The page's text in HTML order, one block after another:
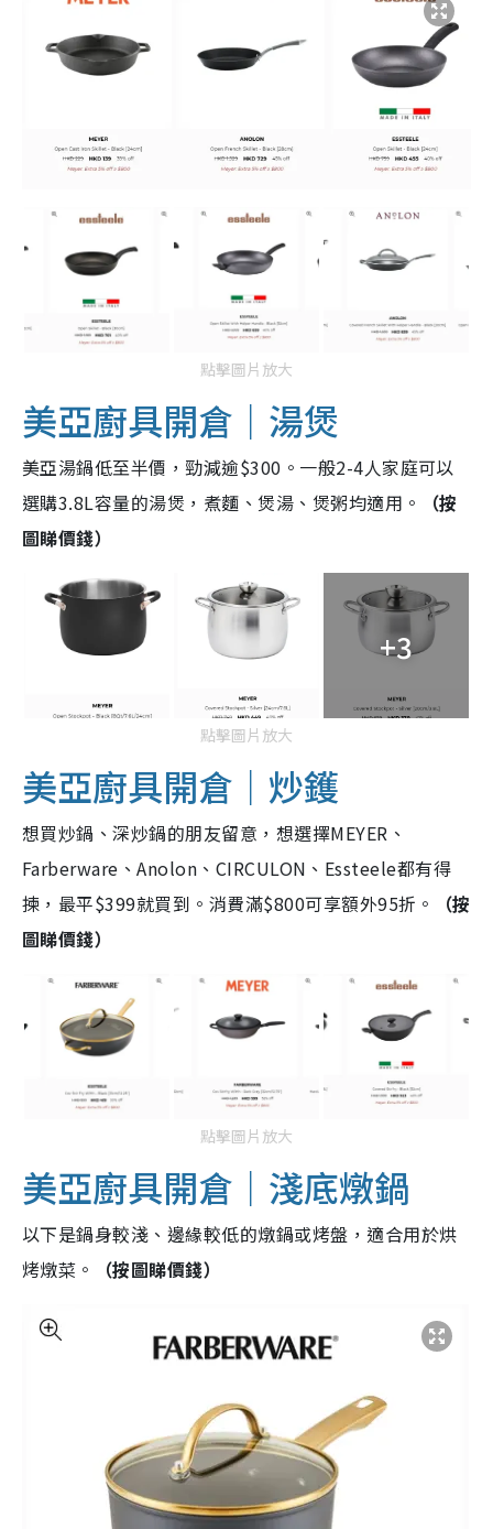
點擊圖片放大
美亞廚具開倉｜湯煲
美亞湯鍋低至半價，勁減逾$300。一般2-4人家庭可以
選購3.8L容量的湯煲，煮麵、煲湯、煲粥均適用。
（按
圖睇價錢）
+3
點擊圖片放大
美亞廚具開倉｜炒鑊
想買炒鍋、深炒鍋的朋友留意，想選擇MEYER、
Farberware、Anolon、CIRCULON、Essteele都有得
揀，最平$399就買到。消費滿$800可享額外95折。
（按
圖睇價錢）
點擊圖片放大
美亞廚具開倉｜淺底燉鍋
以下是鍋身較淺、邊緣較低的燉鍋或烤盤，適合用於烘
烤燉菜。
（按圖睇價錢）